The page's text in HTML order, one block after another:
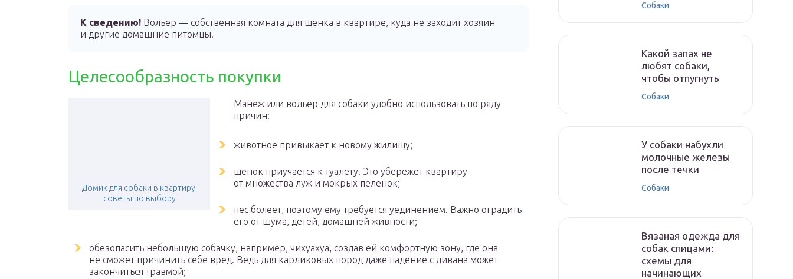
К сведению! Вольер — собственная комната для щенка в квартире, куда не заходит хозяин
и другие домашние питомцы.
Целесообразность покупки
Домик для собаки в квартиру:
советы по выбору
Манеж или вольер для собаки удобно использовать по ряду
причин:
животное привыкает к новому жилищу;
щенок приучается к туалету. Это убережет квартиру
от множества луж и мокрых пеленок;
пес болеет, поэтому ему требуется уединением. Важно оградить
его от шума, детей, домашней живности;
обезопасить небольшую собачку, например, чихуахуа, создав ей комфортную зону, где она
не сможет причинить себе вред. Ведь для карликовых пород даже падение с дивана может
закончиться травмой;
Собаки
Какой запах не
любят собаки,
чтобы отпугнуть
Собаки
У собаки набухли
молочные железы
после течки
Собаки
Вязаная одежда для
собак спицами:
схемы для
начинающих